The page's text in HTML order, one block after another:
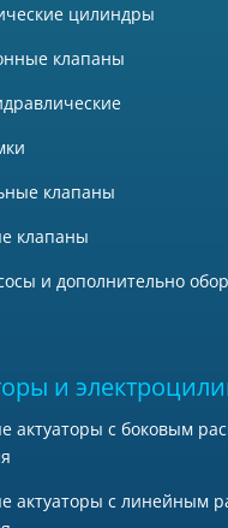
цилиндры
клапаны
клапаны
клапаны
и дополнительно
и
актуаторы с боковым
актуаторы с линейным